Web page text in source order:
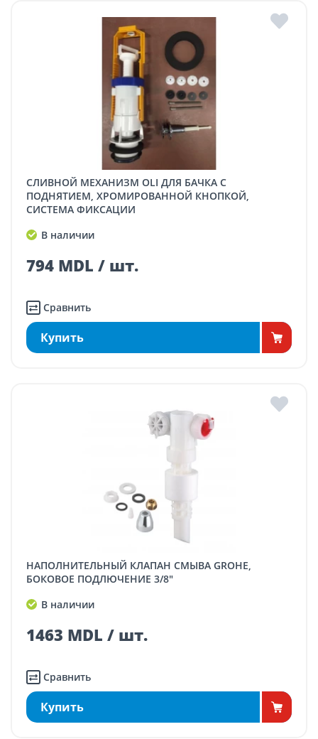
СЛИВНОЙ МЕХАНИЗМ OLI ДЛЯ БАЧКА С
ПОДНЯТИЕМ, ХРОМИРОВАННОЙ КНОПКОЙ,
СИСТЕМА ФИКСАЦИИ
В наличии
794 MDL / шт.
Сравнить
Купить
НАПОЛНИТЕЛЬНЫЙ КЛАПАН СМЫВА GROHE,
БОКОВОЕ ПОДЛЮЧЕНИЕ 3/8"
В наличии
1463 MDL / шт.
Сравнить
Купить